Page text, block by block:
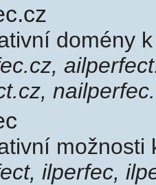
domény
ilperfec,